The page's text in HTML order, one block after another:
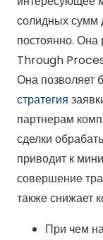
солидных сумм
постоянно.
Through
Она позволяет
стратегия
партнерам
сделки
приводит к
совершение
также снижает
При чем